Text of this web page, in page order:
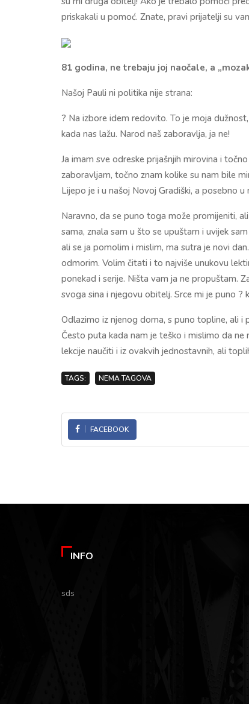
priskakali u pomoć. Znate, pravi prijatelji su
81 godina, ne trebaju joj naočale, a
Našoj Pauli ni politika nije strana:
? Na izbore idem redovito. To je moja
kada nas lažu. Narod naš zaboravlja, ja ne!
Ja imam sve odreske prijašnjih mirovina i
zaboravljam, točno znam kolike su nam bile
Lijepo je i u našoj Novoj Gradiški, a posebno
Naravno, da se puno toga može promijeniti,
sama, znala sam u što se upuštam i uvijek
ali se ja pomolim i mislim, ma sutra je novi
odmorim. Volim čitati i to najviše unukovu
ponekad i serije. Ništa vam ja ne propuštam.
svoga sina i njegovu obitelj. Srce mi je puno ?
Odlazimo iz njenog doma, s puno topline, ali i
Često puta kada nam je teško i mislimo da
lekcije naučiti i iz ovakvih jednostavnih, ali
TAGS: NEMA TAGOVA
FACEBOOK
INFO
sds